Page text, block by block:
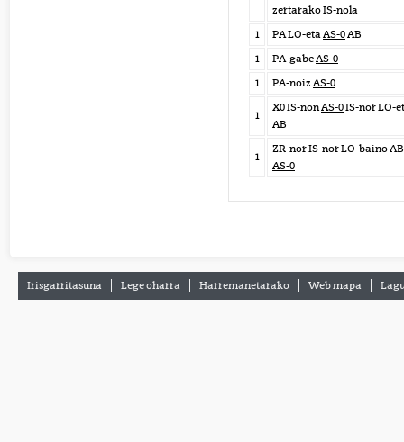
zertarako IS-nola
1
PA LO-etaAS-0AB
1
PA-gabeAS-0
1
PA-noiz AS-0
1
X0 IS-nonAS-0IS-nor LO-
AB
1
ZR-nor IS-nor LO-baino AB
AS-0
Irisgarritasuna Lege oharra Harremanetarako Web mapa